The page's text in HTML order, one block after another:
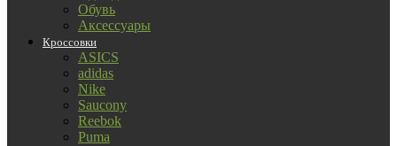
Обувь
Аксессуары
Кроссовки
ASICS
adidas
Nike
Saucony
Reebok
Puma